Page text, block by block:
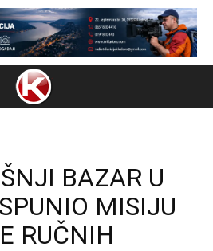
BAZAR U
MISIJU
RUČNIH